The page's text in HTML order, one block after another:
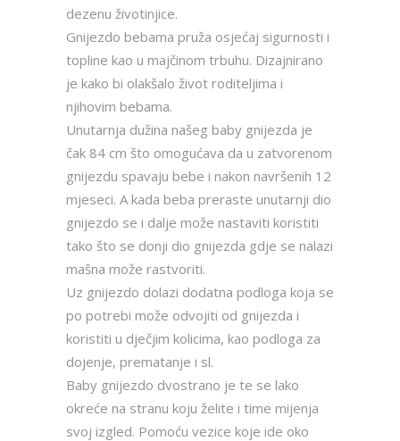
dezenu životinjice.
Gnijezdo bebama pruža osjećaj sigurnosti i
topline kao u majčinom trbuhu. Dizajnirano
je kako bi olakšalo život roditeljima i
njihovim bebama.
Unutarnja dužina našeg baby gnijezda je
čak 84 cm što omogućava da u zatvorenom
gnijezdu spavaju bebe i nakon navršenih 12
mjeseci. A kada beba preraste unutarnji dio
gnijezdo se i dalje može nastaviti koristiti
tako što se donji dio gnijezda gdje se nalazi
mašna može rastvoriti.
Uz gnijezdo dolazi dodatna podloga koja se
po potrebi može odvojiti od gnijezda i
koristiti u dječjim kolicima, kao podloga za
dojenje, prematanje i sl.
Baby gnijezdo dvostrano je te se lako
okreće na stranu koju želite i time mijenja
svoj izgled. Pomoću vezice koje ide oko